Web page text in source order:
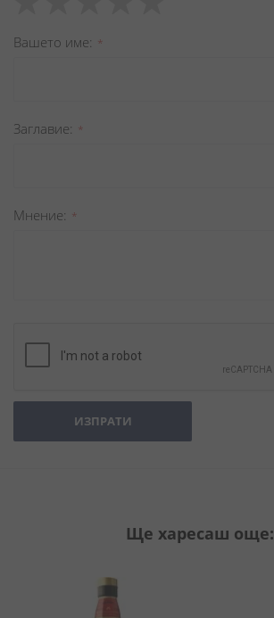
star
stars
stars
stars
stars
Вашето име
Заглавиe
Мнение
ИЗПРАТИ
Ще харесаш още: